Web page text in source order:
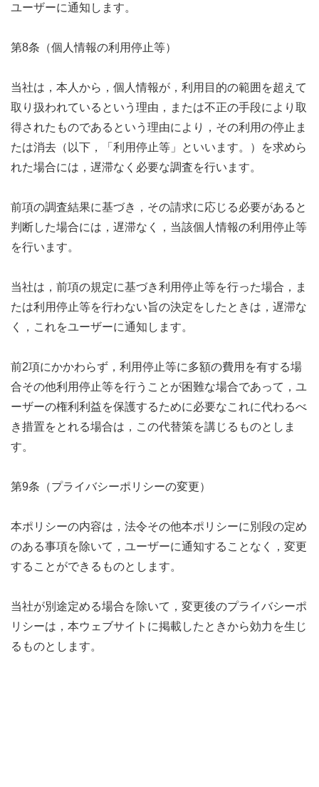
ユーザーに通知します。
第8条（個人情報の利用停止等）
当社は，本人から，個人情報が，利用目的の範囲を超えて
取り扱われているという理由，または不正の手段により取
得されたものであるという理由により，その利用の停止ま
たは消去（以下，「利用停止等」といいます。）を求めら
れた場合には，遅滞なく必要な調査を行います。
前項の調査結果に基づき，その請求に応じる必要があると
判断した場合には，遅滞なく，当該個人情報の利用停止等
を行います。
当社は，前項の規定に基づき利用停止等を行った場合，ま
たは利用停止等を行わない旨の決定をしたときは，遅滞な
く，これをユーザーに通知します。
前2項にかかわらず，利用停止等に多額の費用を有する場
合その他利用停止等を行うことが困難な場合であって，ユ
ーザーの権利利益を保護するために必要なこれに代わるべ
き措置をとれる場合は，この代替策を講じるものとしま
す。
第9条（プライバシーポリシーの変更）
本ポリシーの内容は，法令その他本ポリシーに別段の定め
のある事項を除いて，ユーザーに通知することなく，変更
することができるものとします。
当社が別途定める場合を除いて，変更後のプライバシーポ
リシーは，本ウェブサイトに掲載したときから効力を生じ
るものとします。